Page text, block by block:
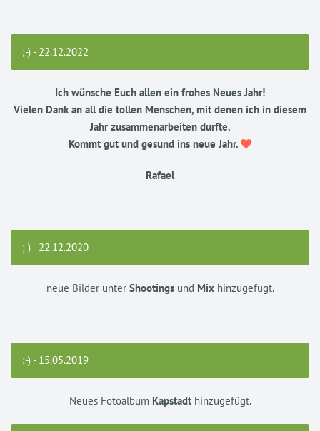
;-) - 22.12.2022
Ich wünsche Euch allen ein frohes Neues Jahr!
Vielen Dank an all die tollen Menschen, mit denen ich in diesem
Jahr zusammenarbeiten durfte.
Kommt gut und gesund ins neue Jahr.
Rafael
;-) - 22.12.2020
neue Bilder unter Shootingsund Mixhinzugefügt.
;-) - 15.05.2019
Neues Fotoalbum Kapstadthinzugefügt.